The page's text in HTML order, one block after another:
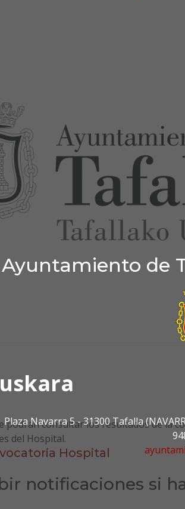
Ayuntamiento de
Plaza Navarra 5 - 31300 Tafalla
podrán consultar los resultados de la
del Hospital.
Hospital
notificaciones si